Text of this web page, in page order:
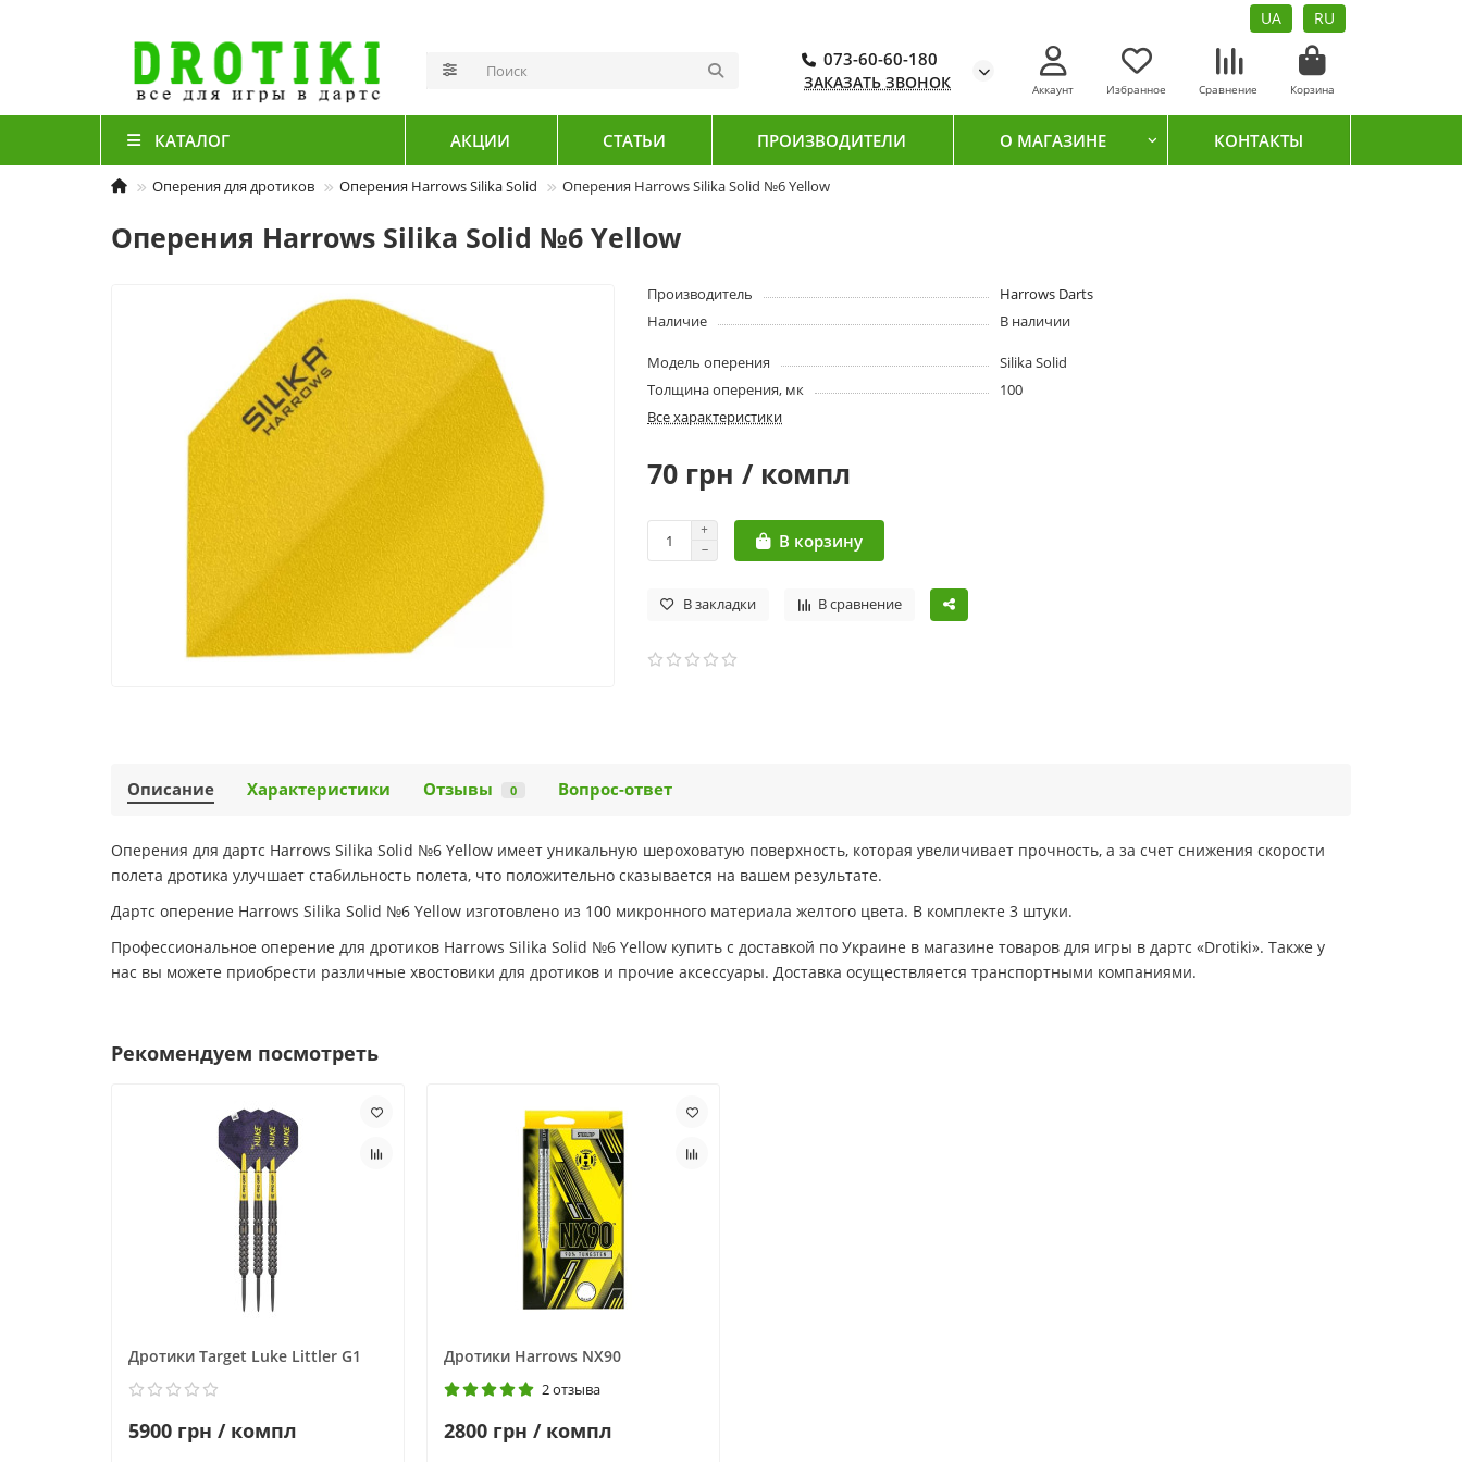
UA RU
073-60-60-180
ЗАКАЗАТЬ ЗВОНОК Аккаунт Избранное Сравнение Корзина
КАТАЛОГ АКЦИИ СТАТЬИ ПРОИЗВОДИТЕЛИ О МАГАЗИНЕ КОНТАКТЫ
Оперения для дротиков Оперения Harrows Silika Solid Оперения Harrows Silika Solid №6 Yellow
Оперения Harrows Silika Solid №6 Yellow
Производитель
Harrows Darts
Наличие
В наличии
Модель оперения
Silika Solid
Толщина оперения, мк
100
Все характеристики
70 грн / компл
В корзину
В закладки В сравнение
Описание Характеристики Отзывы 0 Вопрос-ответ
Оперения для дартс Harrows Silika Solid №6 Yellow имеет уникальную шероховатую поверхность, которая увеличивает прочность, а за счет снижения скорости
полета дротика улучшает стабильность полета, что положительно сказывается на вашем результате.
Дартс оперение Harrows Silika Solid №6 Yellow изготовлено из 100 микронного материала желтого цвета. В комплекте 3 штуки.
Профессиональное оперение для дротиков Harrows Silika Solid №6 Yellow купить с доставкой по Украине в магазине товаров для игры в дартс «Drotiki». Также у
нас вы можете приобрести различные хвостовики для дротиков и прочие аксессуары. Доставка осуществляется транспортными компаниями.
Рекомендуем посмотреть
Дротики Target Luke Littler G1
5900 грн / компл
Дротики Harrows NX90
2 отзыва
2800 грн / компл